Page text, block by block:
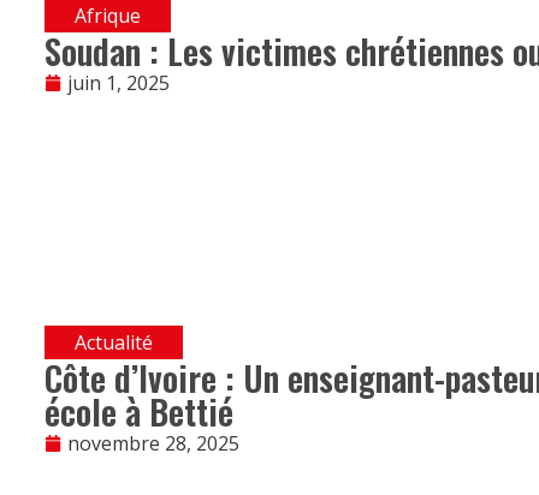
Afrique
Soudan : Les victimes chrétiennes
juin 1, 2025
Actualité
Côte d’Ivoire : Un enseignant-
école à Bettié
novembre 28, 2025